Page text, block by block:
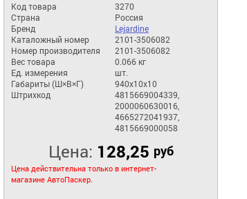
Код товара
3270
Страна
Россия
Бренд
Lejardine
Каталожный номер
2101-3506082
Номер производителя
2101-3506082
Вес товара
0.066 кг
Ед. измерения
шт.
Габариты (Ш×В×Г)
940x10x10
Штрихкод
4815669004339,
2000060630016,
4665272041937,
4815669000058
Цена: 128,25 руб
Цена действительна только в интернет-
магазине АвтоПаскер.